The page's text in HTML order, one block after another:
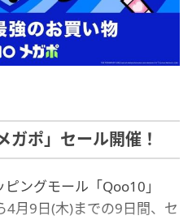
ガポ」セール開催！
ングモール「Qoo10」
月9日(木)までの9日間、セ